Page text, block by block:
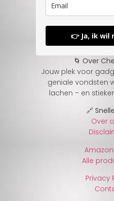
👉 Ja, ik wil
🌀 Over
Jouw plek voor
geniale vondsten
lachen – en
🔗
Over
Alle
Privacy